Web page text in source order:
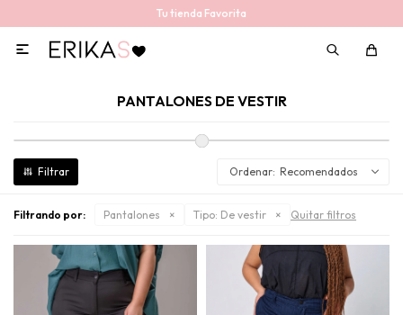
Tu tienda Favorita

PANTALONES DE VESTIR
Recomendados
Filtrando por: Pantalones Tipo: De vestir Quitar filtros